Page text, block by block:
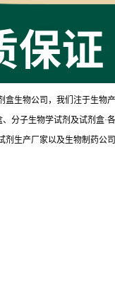
生物公司，我们注于生
分子生物学试剂及试剂
生产厂家以及生物制药